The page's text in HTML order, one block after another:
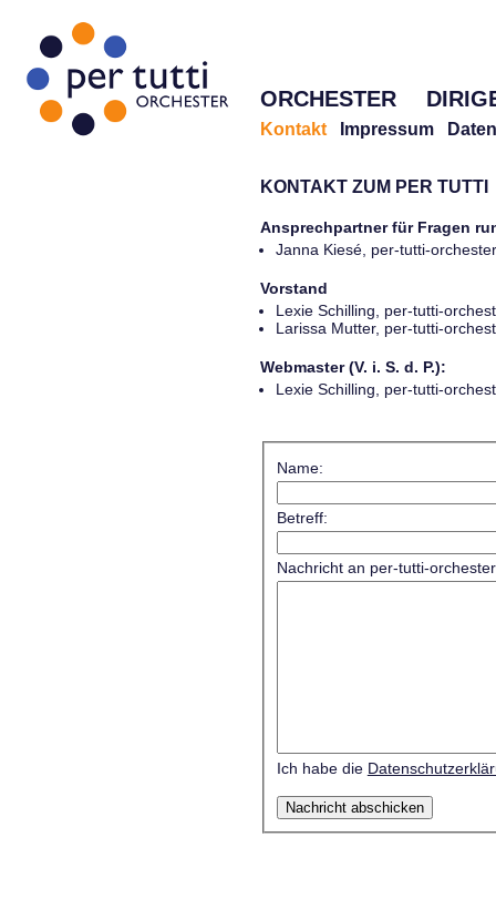
ORCHESTER
Kontakt Impressum
KONTAKT ZUM PER TUTTI
Ansprechpartner für Fragen
Janna Kiesé, per-tutti-
Vorstand
Lexie Schilling, per-tutti-
Larissa Mutter, per-tutti-
Webmaster (V. i. S. d. P.):
Lexie Schilling, per-tutti-
Name:
Betreff:
Nachricht an per-tutti-
Ich habe die